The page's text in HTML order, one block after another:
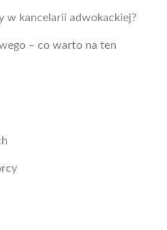
w kancelarii adwokackiej?
– co warto na ten